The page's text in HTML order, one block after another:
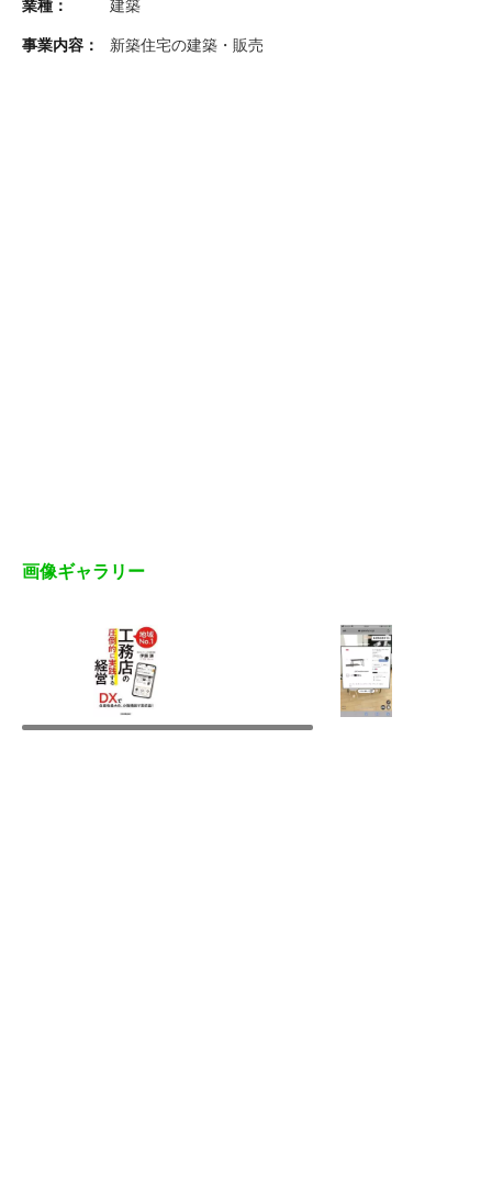
業種： 建築
事業内容： 新築住宅の建築・販売
画像ギャラリー